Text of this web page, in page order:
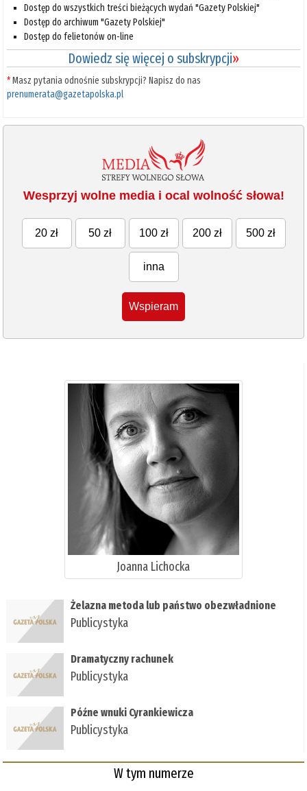
Dostęp do wszystkich treści bieżących wydań "Gazety Polskiej"
Dostęp do archiwum "Gazety Polskiej"
Dostęp do felietonów on-line
Dowiedz się więcej o subskrypcji»
*Masz pytania odnośnie subskrypcji? Napisz do nas
prenumerata@gazetapolska.pl
Wesprzyj wolne media i ocal wolność słowa!
20 zł 50 zł 100 zł 200 zł 500 zł
inna
Wspieram
Joanna Lichocka
Żelazna metoda lub państwo obezwładnione
Publicystyka
Dramatyczny rachunek
Publicystyka
Późne wnuki Cyrankiewicza
Publicystyka
W tym numerze